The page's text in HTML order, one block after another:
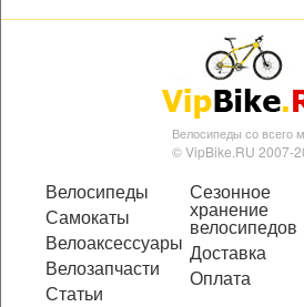
Велосипеды со всего
© VipBike.RU 2007-
Велосипеды
Самокаты
Велоаксессуары
Велозапчасти
Статьи
Сезонное
хранение
велосипедов
Доставка
Оплата